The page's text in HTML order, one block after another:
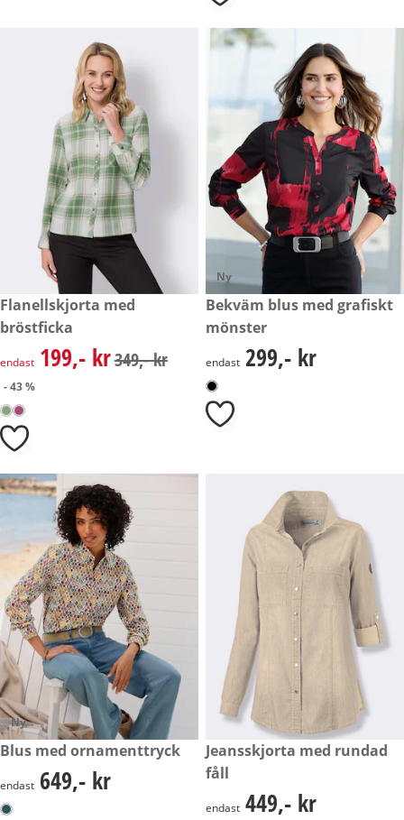
rabatterat pris: 199,- kr, tidigare pris: 349,- kr
- 43 %
Flanellskjorta med
bröstficka
rabatterat pris: 199,- kr, tidigare pris: 349,- kr
endast 199,- kr349,- kr
- 43 %
Ny
299,- kr
Bekväm blus med grafiskt
mönster
299,- kr
endast 299,- kr
Ny
649,- kr
Blus med ornamenttryck
649,- kr
endast 649,- kr
449,- kr
Jeansskjorta med rundad
fåll
449,- kr
endast 449,- kr